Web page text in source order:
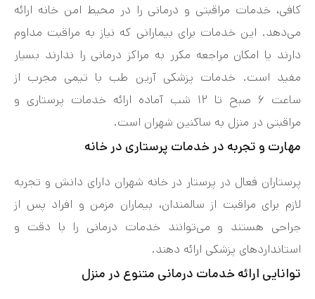
کافی، خدمات مراقبتی و درمانی را در محیط امن خانه ارائه
می‌دهد. این خدمات برای بیمارانی که نیاز به مراقبت مداوم
دارند یا امکان مراجعه مکرر به مراکز درمانی را ندارند بسیار
مفید است. خدمات پزشکی آرین طب با تیمی مجرب از
ساعت ۶ صبح تا ۱۲ شب آماده ارائه خدمات پرستاری و
مراقبتی در منزل به ساکنین شهران است.
مهارت و تجربه در خدمات پرستاری در خانه
پرستاران فعال در پرستار در خانه شهران دارای دانش و تجربه
لازم برای مراقبت از سالمندان، بیماران مزمن و افراد پس از
جراحی هستند و می‌توانند خدمات درمانی را با دقت و
استانداردهای پزشکی ارائه دهند.
توانایی ارائه خدمات درمانی متنوع در منزل